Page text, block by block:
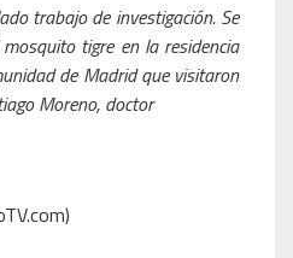
trabajo de investigación. Se
tigre en la residencia
de Madrid que visitaron
Moreno, doctor